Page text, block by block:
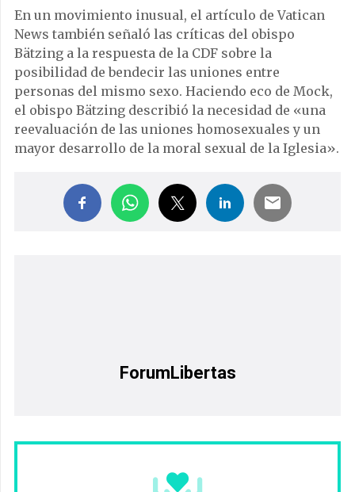
En un movimiento inusual, el artículo de Vatican
News también señaló las críticas del obispo
Bätzing a la respuesta de la CDF sobre la
posibilidad de bendecir las uniones entre
personas del mismo sexo. Haciendo eco de Mock,
el obispo Bätzing describió la necesidad de «una
reevaluación de las uniones homosexuales y un
mayor desarrollo de la moral sexual de la Iglesia».
ForumLibertas